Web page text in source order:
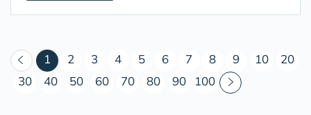
1 (courant)
2 3 4 5 6 7 8 9 10
20
30
40 50 60 70 80 90 100